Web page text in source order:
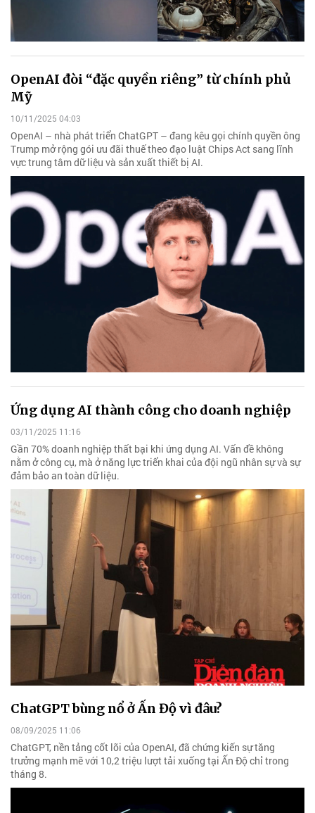
OpenAI đòi “đặc quyền riêng” từ chính phủ
Mỹ
10/11/2025 04:03
OpenAI – nhà phát triển ChatGPT – đang kêu gọi chính quyền ông
Trump mở rộng gói ưu đãi thuế theo đạo luật Chips Act sang lĩnh
vực trung tâm dữ liệu và sản xuất thiết bị AI.
Ứng dụng AI thành công cho doanh nghiệp
03/11/2025 11:16
Gần 70% doanh nghiệp thất bại khi ứng dụng AI. Vấn đề không
nằm ở công cụ, mà ở năng lực triển khai của đội ngũ nhân sự và sự
đảm bảo an toàn dữ liệu.
ChatGPT bùng nổ ở Ấn Độ vì đâu?
08/09/2025 11:06
ChatGPT, nền tảng cốt lõi của OpenAI, đã chứng kiến sự tăng
trưởng mạnh mẽ với 10,2 triệu lượt tải xuống tại Ấn Độ chỉ trong
tháng 8.